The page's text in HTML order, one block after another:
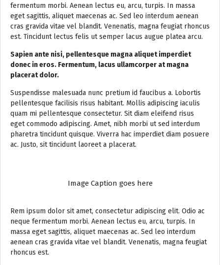
fermentum morbi. Aenean lectus eu, arcu, turpis. In massa
eget sagittis, aliquet maecenas ac. Sed leo interdum aenean
cras gravida vitae vel blandit. Venenatis, magna feugiat rhoncus
est. Tincidunt lectus felis ut semper lacus augue platea arcu.
Sapien ante nisi, pellentesque magna aliquet imperdiet
donec in eros. Fermentum, lacus ullamcorper at magna
placerat dolor.
Suspendisse malesuada nunc pretium id faucibus a. Lobortis
pellentesque facilisis risus habitant. Mollis adipiscing iaculis
quam mi pellentesque consectetur. Sit diam eleifend risus
eget commodo adipiscing. Amet, nibh morbi ut sed interdum
pharetra tincidunt quisque. Viverra hac imperdiet diam posuere
ac. Justo, sit tincidunt laoreet a placerat.
Image Caption goes here
Rem ipsum dolor sit amet, consectetur adipiscing elit. Odio ac
neque fermentum morbi. Aenean lectus eu, arcu, turpis. In
massa eget sagittis, aliquet maecenas ac. Sed leo interdum
aenean cras gravida vitae vel blandit. Venenatis, magna feugiat
rhoncus est.